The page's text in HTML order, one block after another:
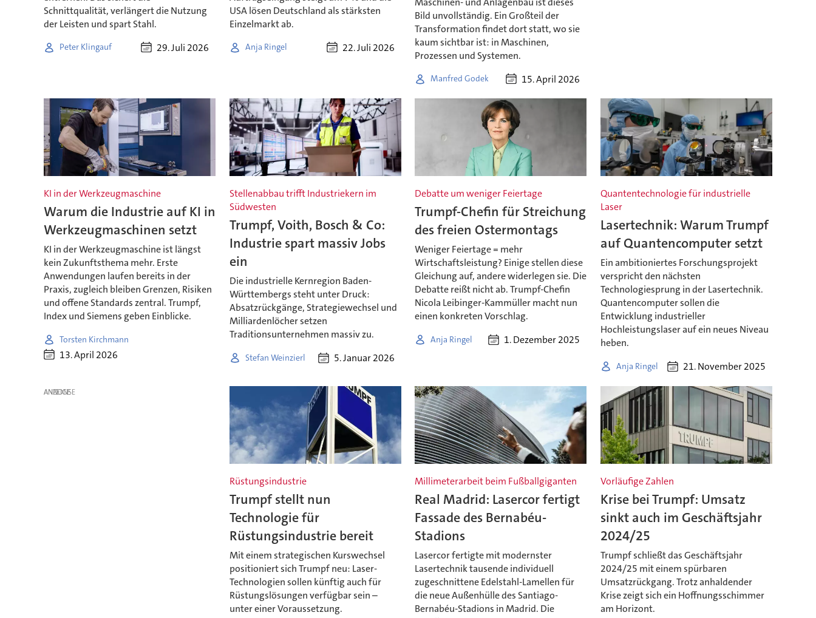
Schnittqualität, verlängert die Nutzung
der Leisten und spart Stahl.
Peter Klingauf 29. Juli 2026
USA lösen Deutschland als stärksten
Einzelmarkt ab.
Anja Ringel 22. Juli 2026
Bild unvollständig. Ein Großteil der
Transformation findet dort statt, wo sie
kaum sichtbar ist: in Maschinen,
Prozessen und Systemen.
Manfred Godek 15. April 2026
KI in der Werkzeugmaschine
Warum die Industrie auf KI in
Werkzeugmaschinen setzt
KI in der Werkzeugmaschine ist längst
kein Zukunftsthema mehr. Erste
Anwendungen laufen bereits in der
Praxis, zugleich bleiben Grenzen, Risiken
und offene Standards zentral. Trumpf,
Index und Siemens geben Einblicke.
Torsten Kirchmann
13. April 2026
Stellenabbau trifft Industriekern im
Südwesten
Trumpf, Voith, Bosch & Co:
Industrie spart massiv Jobs
ein
Die industrielle Kernregion Baden-
Württembergs steht unter Druck:
Absatzrückgänge, Strategiewechsel und
Milliardenlöcher setzen
Traditionsunternehmen massiv zu.
Stefan Weinzierl 5. Januar 2026
Debatte um weniger Feiertage
Trumpf-Chefin für Streichung
des freien Ostermontags
Weniger Feiertage = mehr
Wirtschaftsleistung? Einige stellen diese
Gleichung auf, andere widerlegen sie. Die
Debatte reißt nicht ab. Trumpf-Chefin
Nicola Leibinger-Kammüller macht nun
einen konkreten Vorschlag.
Anja Ringel 1. Dezember 2025
Quantentechnologie für industrielle
Laser
Lasertechnik: Warum Trumpf
auf Quantencomputer setzt
Ein ambitioniertes Forschungsprojekt
verspricht den nächsten
Technologiesprung in der Lasertechnik.
Quantencomputer sollen die
Entwicklung industrieller
Hochleistungslaser auf ein neues Niveau
heben.
Anja Ringel 21. November 2025
ANZEIGE
Rüstungsindustrie
Trumpf stellt nun
Technologie für
Rüstungsindustrie bereit
Mit einem strategischen Kurswechsel
positioniert sich Trumpf neu: Laser-
Technologien sollen künftig auch für
Rüstungslösungen verfügbar sein –
unter einer Voraussetzung.
Millimeterarbeit beim Fußballgiganten
Real Madrid: Lasercor fertigt
Fassade des Bernabéu-
Stadions
Lasercor fertigte mit modernster
Lasertechnik tausende individuell
zugeschnittene Edelstahl-Lamellen für
die neue Außenhülle des Santiago-
Bernabéu-Stadions in Madrid. Die
Vorläufige Zahlen
Krise bei Trumpf: Umsatz
sinkt auch im Geschäftsjahr
2024/25
Trumpf schließt das Geschäftsjahr
2024/25 mit einem spürbaren
Umsatzrückgang. Trotz anhaldender
Krise zeigt sich ein Hoffnungsschimmer
am Horizont.